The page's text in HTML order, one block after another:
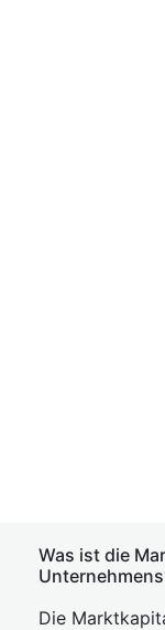
Was ist die
Die